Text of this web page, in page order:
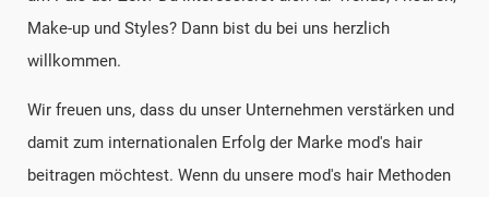
Make-up und Styles? Dann bist du bei uns herzlich
willkommen.
Wir freuen uns, dass du unser Unternehmen verstärken und
damit zum internationalen Erfolg der Marke mod's hair
beitragen möchtest. Wenn du unsere mod's hair Methoden